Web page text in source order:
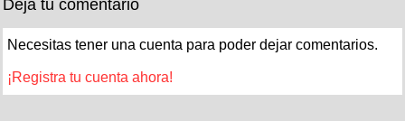
Deja tu comentario
Necesitas tener una cuenta para poder dejar comentarios.
¡Registra tu cuenta ahora!